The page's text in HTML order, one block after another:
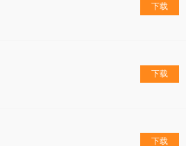
下载
下载
下载